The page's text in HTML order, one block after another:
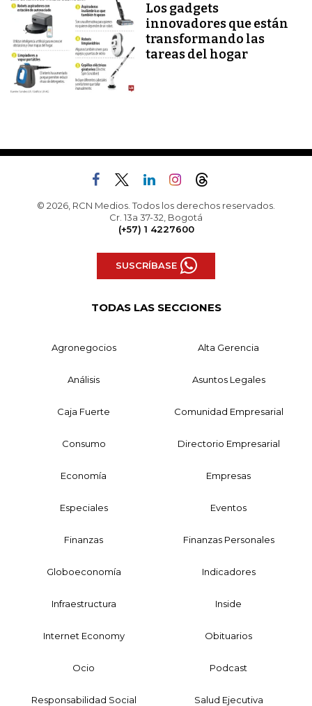
Los gadgets
innovadores que están
transformando las
tareas del hogar
© 2026, RCN Medios. Todos los derechos reservados.
Cr. 13a 37-32, Bogotá
(+57) 1 4227600
SUSCRÍBASE
TODAS LAS SECCIONES
Agronegocios Alta Gerencia
Análisis Asuntos Legales
Caja Fuerte Comunidad Empresarial
Consumo Directorio Empresarial
Economía Empresas
Especiales Eventos
Finanzas Finanzas Personales
Globoeconomía Indicadores
Infraestructura Inside
Internet Economy Obituarios
Ocio Podcast
Responsabilidad Social Salud Ejecutiva